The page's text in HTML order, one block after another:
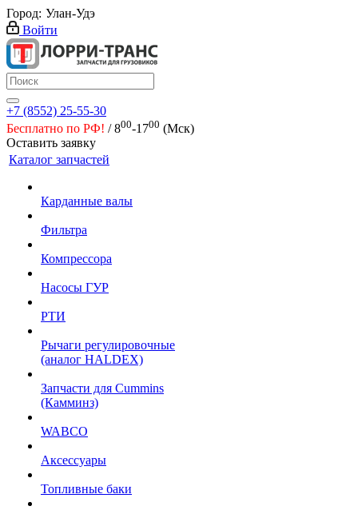
Город: Улан-Удэ
Войти
+7 (8552) 25-55-30
Бесплатно по РФ! / 800-1700 (Мск)
Оставить заявку
Каталог запчастей
Карданные валы
Фильтра
Компрессора
Насосы ГУР
РТИ
Рычаги регулировочные
(аналог HALDEX)
Запчасти для Cummins
(Камминз)
WABCO
Аксессуары
Топливные баки